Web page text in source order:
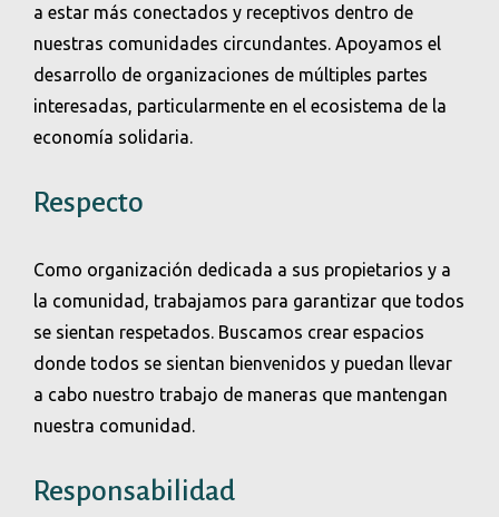
a estar más conectados y receptivos dentro de
nuestras comunidades circundantes. Apoyamos el
desarrollo de organizaciones de múltiples partes
interesadas, particularmente en el ecosistema de la
economía solidaria.
Respecto
Como organización dedicada a sus propietarios y a
la comunidad, trabajamos para garantizar que todos
se sientan respetados. Buscamos crear espacios
donde todos se sientan bienvenidos y puedan llevar
a cabo nuestro trabajo de maneras que mantengan
nuestra comunidad.
Responsabilidad